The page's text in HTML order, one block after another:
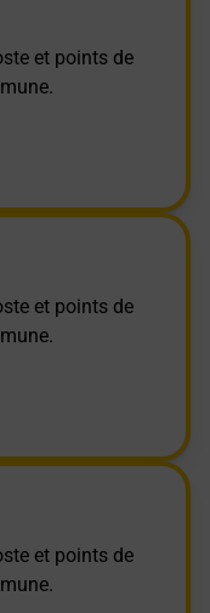
et points de
et points de
et points de